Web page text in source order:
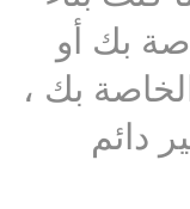
بك أو
بك ،
دائم